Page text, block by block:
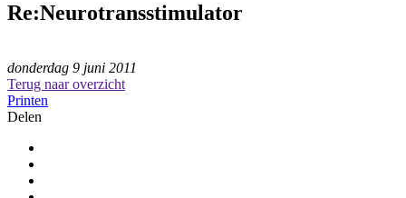
Re:Neurotransstimulator
donderdag 9 juni 2011
Terug naar overzicht
Printen
Delen